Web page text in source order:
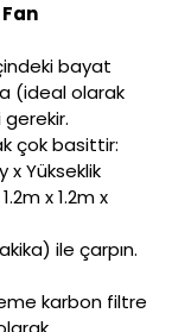
bayat
(ideal olarak
çok basittir:
x Yükseklik
x 1.2m x
ile çarpın.
karbon filtre